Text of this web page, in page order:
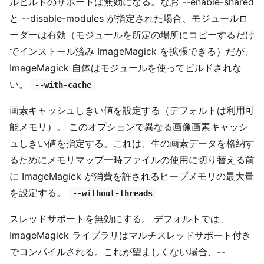
と --disable-modules が指定された場合、モジュールロ
ーダーは有効（モジュールを所定の場所にコピーするだけ
でインストール済み ImageMagick を拡張できる）だが、
ImageMagick 自体はモジュールを使ってビルドされな
い。
--with-cache
画素キャッシュしきい値を設定する（デフォルトは利用可
能メモリ）。 このオプションで異なる画像画素キャッシ
ュしきい値を指定する。これは、生の画素データを格納す
るためにメモリマップ一時ファイルの使用に切り替える前
に ImageMagick が消費を許されるヒープメモリの最大量
を設定する。
--without-threads
スレッドサポートを無効にする。 デフォルトでは、
ImageMagick ライブラリはマルチスレッドサポート付き
でコンパイルされる。これが望ましくない場合、--